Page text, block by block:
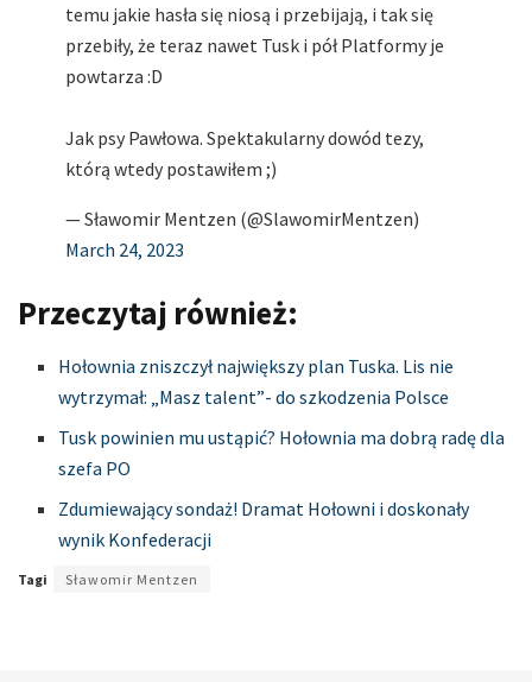
temu jakie hasła się niosą i przebijają, i tak się
przebiły, że teraz nawet Tusk i pół Platformy je
powtarza :D
Jak psy Pawłowa. Spektakularny dowód tezy,
którą wtedy postawiłem ;)
— Sławomir Mentzen (@SlawomirMentzen)
March 24, 2023
Przeczytaj również:
Hołownia zniszczył największy plan Tuska. Lis nie
wytrzymał: „Masz talent”- do szkodzenia Polsce
Tusk powinien mu ustąpić? Hołownia ma dobrą radę dla
szefa PO
Zdumiewający sondaż! Dramat Hołowni i doskonały
wynik Konfederacji
Tagi Sławomir Mentzen